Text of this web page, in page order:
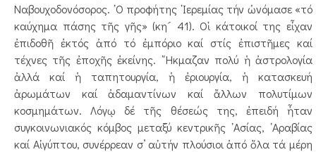
Ναβουχοδονόσορος. ῾Ο προφήτης ῾Ιερεμίας τήν ὠνόμασε «τό
καύχημα πάσης τῆς γῆς» (κη´ 41). Οἱ κάτοικοί της εἶχαν
ἐπιδοθῆ ἐκτός ἀπό τό ἐμπόριο καί στίς ἐπιστῆμες καί
τέχνες τῆς ἐποχῆς ἐκείνης. ῎Ηκμαζαν πολύ ἡ ἀστρολογία
ἀλλά καί ἡ ταπητουργία, ἡ ἐριουργία, ἡ κατασκευή
ἀρωμάτων καί ἀδαμαντίνων καί ἄλλων πολυτίμων
κοσμημάτων. Λόγῳ δέ τῆς θέσεώς της, ἐπειδή ἦταν
συγκοινωνιακός κόμβος μεταξύ κεντρικῆς ᾿Ασίας, ᾿Αραβίας
καί Αἰγύπτου, συνέρρεαν σ’ αὐτήν πλούσιοι ἀπό ὅλα τά μέρη